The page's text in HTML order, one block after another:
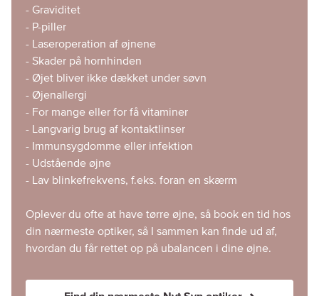
- Graviditet
- P-piller
- Laseroperation af øjnene
- Skader på hornhinden
- Øjet bliver ikke dækket under søvn
- Øjenallergi
- For mange eller for få vitaminer
- Langvarig brug af kontaktlinser
- Immunsygdomme eller infektion
- Udstående øjne
- Lav blinkefrekvens, f.eks. foran en skærm
Oplever du ofte at have tørre øjne, så book en tid hos
din nærmeste optiker, så I sammen kan finde ud af,
hvordan du får rettet op på ubalancen i dine øjne.